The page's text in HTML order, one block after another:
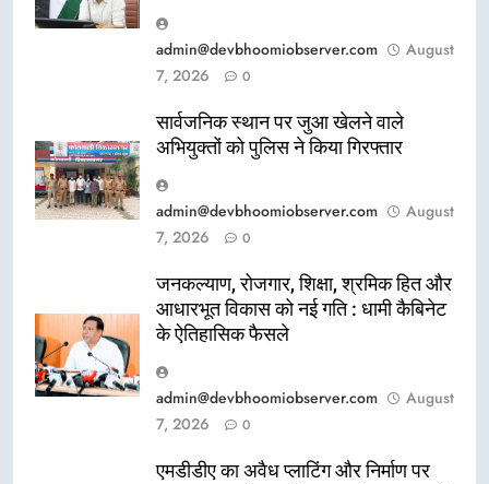
admin@devbhoomiobserver.com
August
7, 2026
0
सार्वजनिक स्थान पर जुआ खेलने वाले
अभियुक्तों को पुलिस ने किया गिरफ्तार
admin@devbhoomiobserver.com
August
7, 2026
0
जनकल्याण, रोजगार, शिक्षा, श्रमिक हित और
आधारभूत विकास को नई गति : धामी कैबिनेट
के ऐतिहासिक फैसले
admin@devbhoomiobserver.com
August
7, 2026
0
एमडीडीए का अवैध प्लाटिंग और निर्माण पर